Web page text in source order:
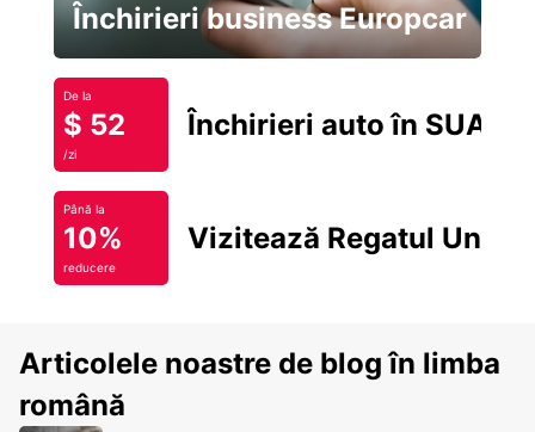
Închirieri business Europcar
De la
$ 52
/zi
Închirieri auto în SUA
Până la
10%
reducere
Vizitează Regatul Unit
Articolele noastre de blog în limba
română